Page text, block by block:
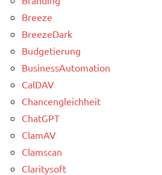
Breeze
BreezeDark
Budgetierung
BusinessAutomation
CalDAV
Chancengleichheit
ChatGPT
ClamAV
Clamscan
Claritysoft